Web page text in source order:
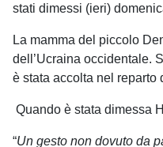
stati dimessi (ieri)
La mamma del piccolo
dell’Ucraina occidentale.
è stata accolta nel reparto
Quando è stata dimessa
“Un gesto non dovuto da